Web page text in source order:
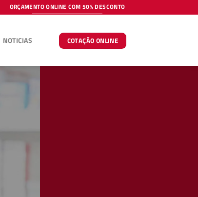
ORÇAMENTO ONLINE COM 50% DESCONTO
NOTICIAS COTAÇÃO ONLINE